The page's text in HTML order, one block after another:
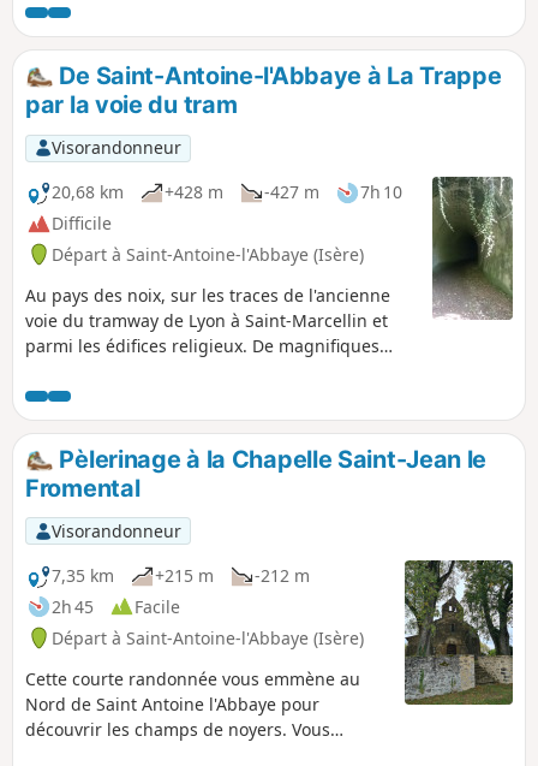
le Vercors et quelques uns sur la
Chartreuse. Les chemins empruntés
sont soit de larges pistes caillouteuses,
soit de petites routes bitumées.
De Saint-Antoine-l'Abbaye à La Trappe
par la voie du tram
Visorandonneur
20,68 km
+428 m -427 m
7h 10
Difficile
Départ à Saint-Antoine-l'Abbaye (Isère)
Au pays des noix, sur les traces de l'ancienne
voie du tramway de Lyon à Saint-Marcellin et
parmi les édifices religieux. De magnifiques
Vercors et Mézenc.
Pèlerinage à la Chapelle Saint-Jean le
Fromental
Visorandonneur
7,35 km
+215 m
-212 m
2h 45
Facile
Départ à Saint-Antoine-l'Abbaye (Isère)
Cette courte randonnée vous emmène au
Nord de Saint Antoine l'Abbaye pour
découvrir les champs de noyers. Vous